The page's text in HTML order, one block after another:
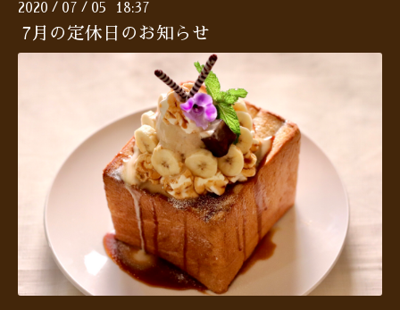
2020 / 07 / 05 18:37
7月の定休日のお知らせ